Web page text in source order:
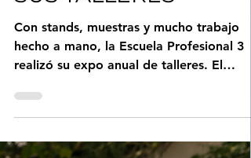
PROFESIONAL 3
MOSTRÓ TODO LO
QUE SE APRENDE EN
SUS TALLERES
Con stands, muestras y mucho trabajo